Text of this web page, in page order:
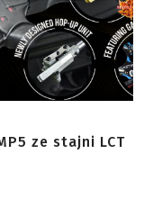
ze stajni LCT